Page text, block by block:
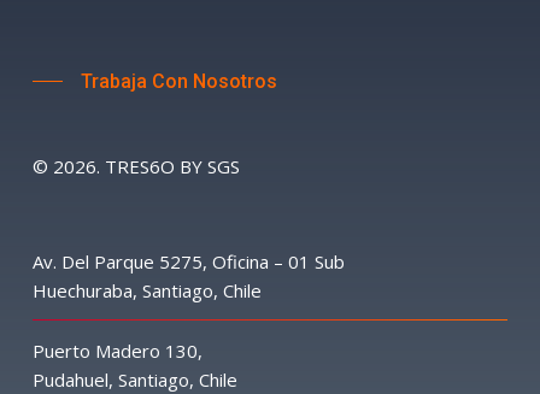
Trabaja Con Nosotros
© 2026. TRES6O BY SGS
Av. Del Parque 5275, Oficina – 01 Sub
Huechuraba, Santiago, Chile
Puerto Madero 130,
Pudahuel, Santiago, Chile